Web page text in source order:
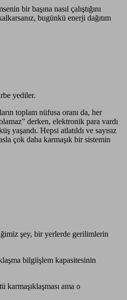
bir başına nasıl çalıştığını
bugünkü enerji dağıtım
yediler.
toplam nüfusa oranı da, her
derken, elektronik para vardı
yaşandı. Hepsi atlatıldı ve sayısız
çok daha karmaşık bir sistemin
şey, bir yerlerde gerilimlerin
bilgiişlem kapasitesinin
karmaşıklaşması ama o